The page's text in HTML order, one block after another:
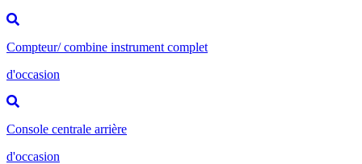
Compteur/ combine instrument complet
d'occasion
Console centrale arrière
d'occasion